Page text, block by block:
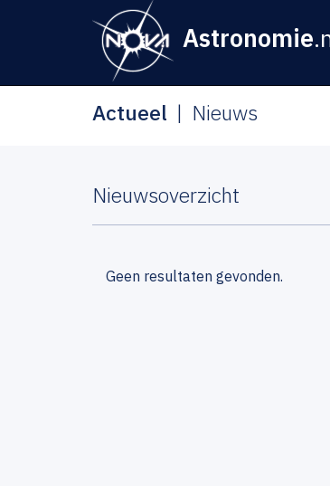
Astronomie
Actueel Nieuws
Nieuwsoverzicht
Geen resultaten gevonden.